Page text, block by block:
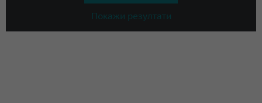
Покажи резултати